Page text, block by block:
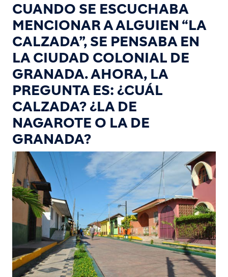
CUANDO SE ESCUCHABA
MENCIONAR A ALGUIEN “LA
CALZADA”, SE PENSABA EN
LA CIUDAD COLONIAL DE
GRANADA. AHORA, LA
PREGUNTA ES: ¿CUÁL
CALZADA? ¿LA DE
NAGAROTE O LA DE
GRANADA?